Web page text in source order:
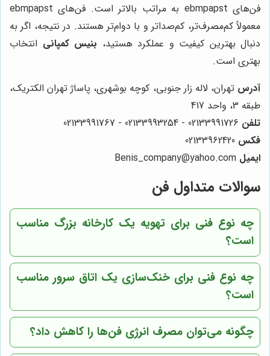
فن‌های ebmpapst به مراتب بالاتر است. فن‌های ebmpapst
معمولاً کم‌مصرف‌تر، کم‌صداتر و با دوام‌تر هستند. در نتیجه، اگر به
دنبال بهترین کیفیت و عملکرد هستید، بنیس کمپانی انتخاب
بهتری است.
آدرس تهران، لاله زار جنوبی، کوچه بوشهری، پاساژ تهران الکتریک،
طبقه 3، واحد 417
تلفن
فکس
ایمیل
سوالات متداول فن
چه نوع فنی برای تهویه یک کارخانه بزرگ مناسب
است؟
چه نوع فنی برای خنک‌سازی یک اتاق سرور مناسب
است؟
چگونه می‌توان مصرف انرژی فن‌ها را کاهش داد؟